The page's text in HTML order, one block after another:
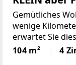
Gemütliches
wenige
erwartet Sie
idyllischen
bietet dieses
104 m² 4